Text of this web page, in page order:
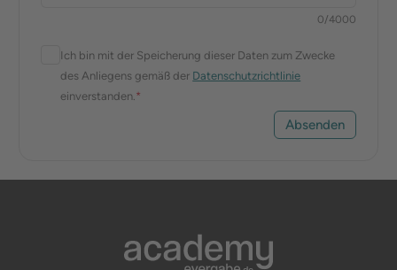
0/4000
Ich bin mit der Speicherung dieser Daten zum Zwecke
des Anliegens gemäß der Datenschutzrichtlinie
einverstanden. *
Absenden